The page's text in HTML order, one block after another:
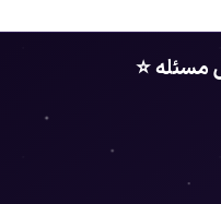
مسئله ⭐